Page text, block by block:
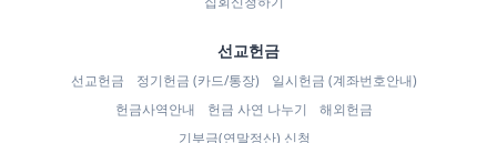
선교헌금
선교헌금 정기헌금 (카드/통장)
일시헌금 (계좌번호안내)
헌금사역안내
헌금 사연 나누기
해외헌금
기부금(연말정산) 신청